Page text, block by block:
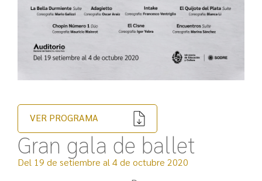
VER PROGRAMA
Gran gala de ballet
Del 19 de setiembre al 4 de octubre 2020